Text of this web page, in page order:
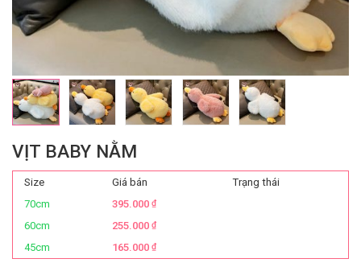
VỊT BABY NẰM
Size Giá bán
Trạng thái
70cm
395.000₫
60cm 255.000₫
45cm 165.000₫